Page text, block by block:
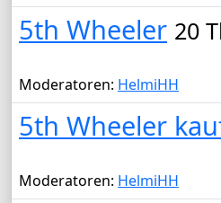
5th Wheeler 20
Moderatoren: HelmiHH
5th Wheeler
Moderatoren: HelmiHH